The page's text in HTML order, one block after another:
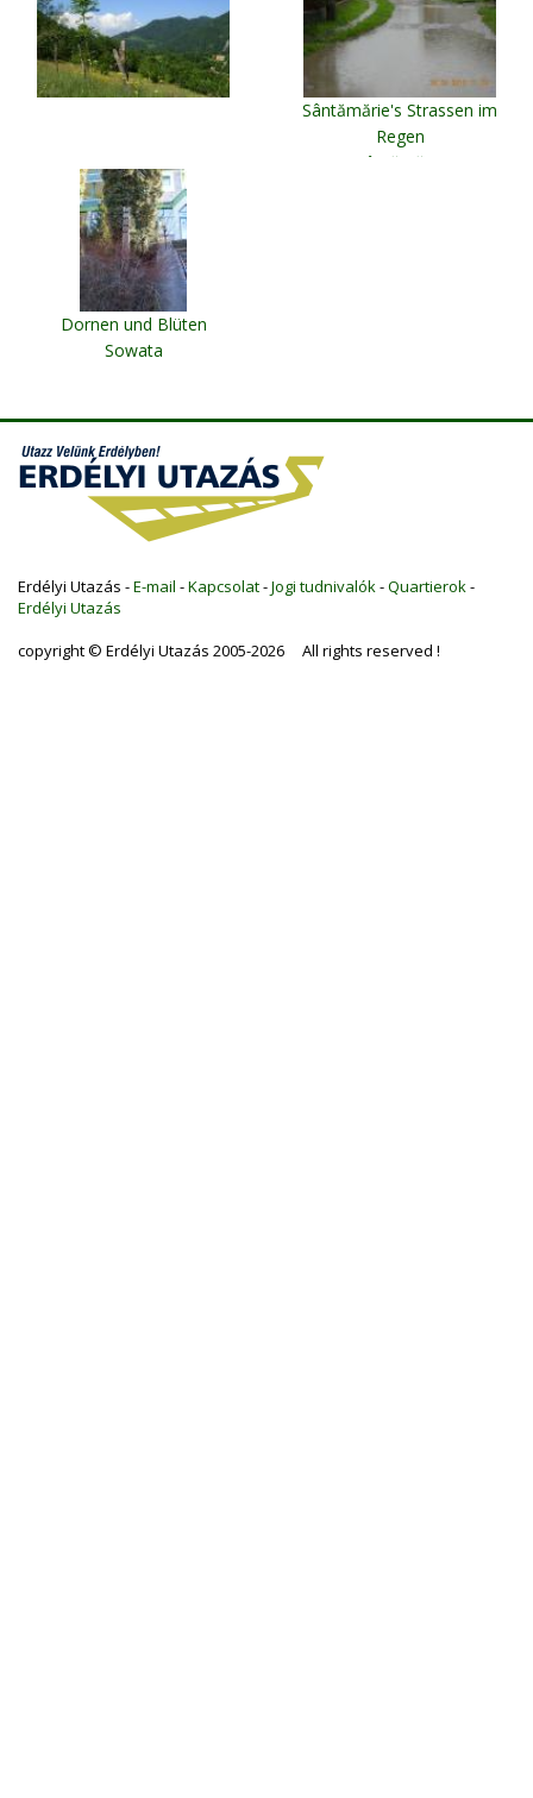
Sântămărie's Strassen im
Regen
Sântămărie
Dornen und Blüten
Sowata
Erdélyi Utazás -E-mail -Kapcsolat-Jogi tudnivalók -Quartierok -
Erdélyi Utazás
copyright © Erdélyi Utazás 2005-2026 All rights reserved !